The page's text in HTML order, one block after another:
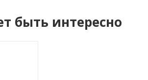
быть интересно